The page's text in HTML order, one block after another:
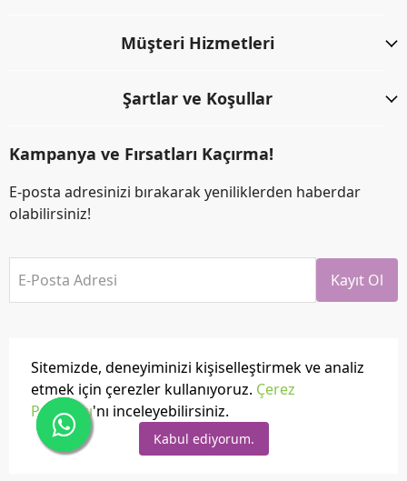
Sitemizde, deneyiminizi kişiselleştirmek ve analiz
etmek için çerezler kullanıyoruz. Çerez
Politikası'nı inceleyebilirsiniz.
Kabul ediyorum.
Müşteri Hizmetleri
Şartlar ve Koşullar
Kampanya ve Fırsatları Kaçırma!
E-posta adresinizi bırakarak yeniliklerden haberdar
olabilirsiniz!
E-Posta Adresi Kayıt Ol
Tüm hakları saklıdır.
Powered by ikas